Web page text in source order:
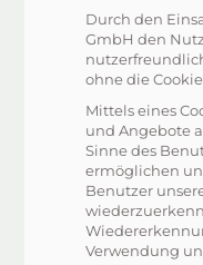
Durch den
GmbH den
ohne die
Mittels eines
und Angebote
Sinne des
ermöglichen
Benutzer
Verwendung